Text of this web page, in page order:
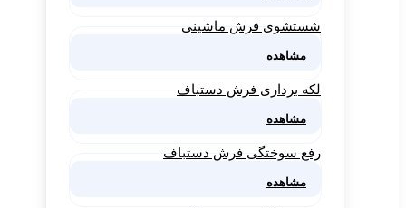
شستشوی فرش ماشینی
مشاهده
لکه برداری فرش دستباف
مشاهده
رفع سوختگی فرش دستباف
مشاهده